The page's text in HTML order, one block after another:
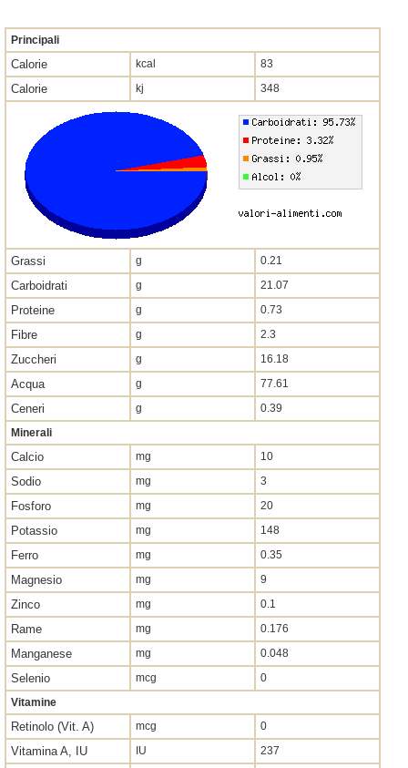
Principali
Calorie kcal 83
Calorie kj 348
Grassi g 0.21
Carboidrati g 21.07
Proteine g 0.73
Fibre g 2.3
Zuccheri g 16.18
Acqua g 77.61
Ceneri g
0.39
Minerali
Calcio mg 10
Sodio mg 3
Fosforo mg 20
Potassio mg 148
Ferro mg 0.35
Magnesio mg 9
Zinco mg 0.1
Rame mg 0.176
Manganese mg 0.048
Selenio mcg
0
Vitamine
Retinolo (Vit. A) mcg 0
Vitamina A, IU IU 237